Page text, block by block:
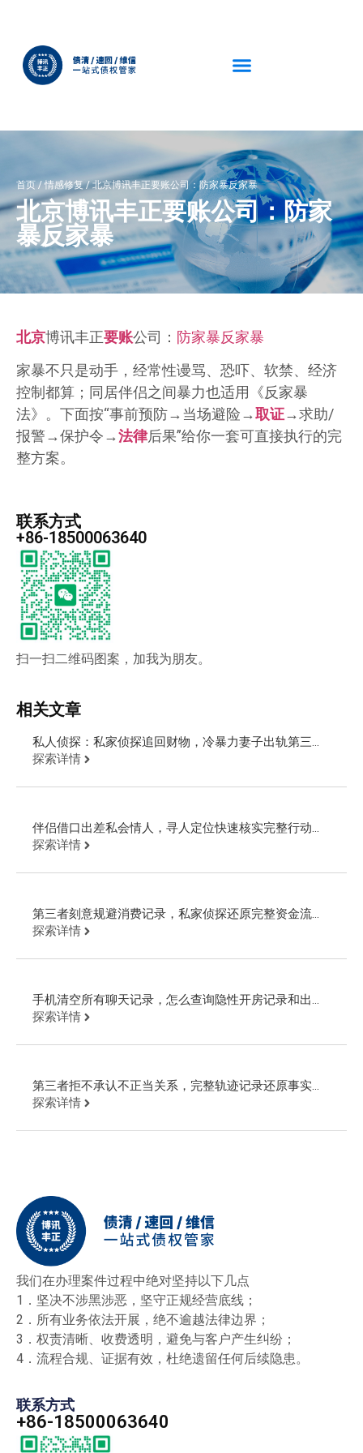
首页/情感修复/北京博讯丰正要账公司：防家暴反家暴
北京博讯丰正要账公司：防家
暴反家暴
北京博讯丰正要账公司： 防家暴反家暴
家暴不只是动手，经常性谩骂、恐吓、软禁、经济
控制都算；同居伴侣之间暴力也适用《反家暴
法》。下面按“事前预防→当场避险→取证→求助/
报警→保护令→法律后果”给你一套可直接执行的完
整方案。
联系方式
+86-18500063640
扫一扫二维码图案，加我为朋友。
相关文章
私人侦探：私家侦探追回财物，冷暴力妻子出轨第三者
借贷挥霍
探索详情
伴侣借口出差私会情人，寻人定位快速核实完整行动路
线
探索详情
第三者刻意规避消费记录，私家侦探还原完整资金流
向。
探索详情
手机清空所有聊天记录，怎么查询隐性开房记录和出行
轨迹
探索详情
第三者拒不承认不正当关系，完整轨迹记录还原事实真
相。
探索详情
我们在办理案件过程中绝对坚持以下几点
1．坚决不涉黑涉恶，坚守正规经营底线；
2．所有业务依法开展，绝不逾越法律边界；
3．权责清晰、收费透明，避免与客户产生纠纷；
4．流程合规、证据有效，杜绝遗留任何后续隐患。
联系方式
+86-18500063640